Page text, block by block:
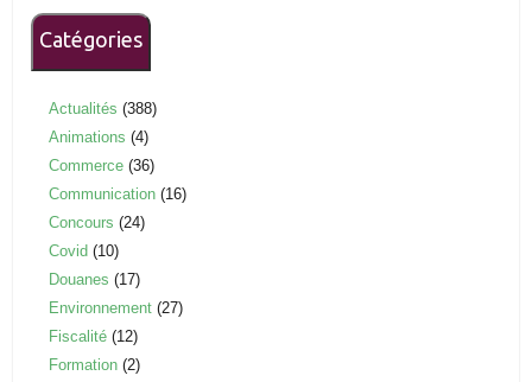
Catégories
Actualités (388)
Animations (4)
Commerce (36)
Communication (16)
Concours (24)
Covid (10)
Douanes (17)
Environnement (27)
Fiscalité (12)
Formation (2)